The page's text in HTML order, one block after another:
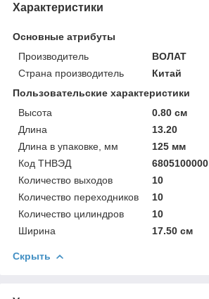
Характеристики
Основные атрибуты
Производитель
ВОЛАТ
Страна производитель
Китай
Пользовательские характеристики
Высота
0.80 см
Длина
13.20
Длина в упаковке, мм
125 мм
Код ТНВЭД
6805100000
Количество выходов
10
Количество переходников
10
Количество цилиндров
10
Ширина
17.50 см
Скрыть